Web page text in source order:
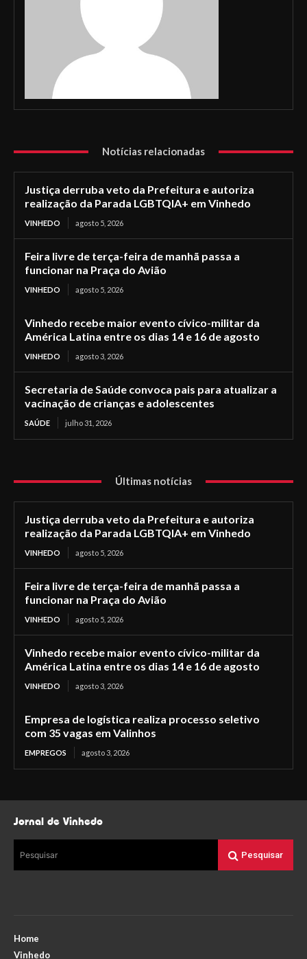
Notícias relacionadas
Justiça derruba veto da Prefeitura e autoriza
realização da Parada LGBTQIA+ em Vinhedo
VINHEDO agosto 5, 2026
Feira livre de terça-feira de manhã passa a
funcionar na Praça do Avião
VINHEDO agosto 5, 2026
Vinhedo recebe maior evento cívico-militar da
América Latina entre os dias 14 e 16 de agosto
VINHEDO agosto 3, 2026
Secretaria de Saúde convoca pais para atualizar a
vacinação de crianças e adolescentes
SAÚDE julho 31, 2026
Últimas notícias
Justiça derruba veto da Prefeitura e autoriza
realização da Parada LGBTQIA+ em Vinhedo
VINHEDO agosto 5, 2026
Feira livre de terça-feira de manhã passa a
funcionar na Praça do Avião
VINHEDO agosto 5, 2026
Vinhedo recebe maior evento cívico-militar da
América Latina entre os dias 14 e 16 de agosto
VINHEDO agosto 3, 2026
Empresa de logística realiza processo seletivo
com 35 vagas em Valinhos
EMPREGOS agosto 3, 2026
Jornal de Vinhedo
Pesquisar Pesquisar
Home
Vinhedo